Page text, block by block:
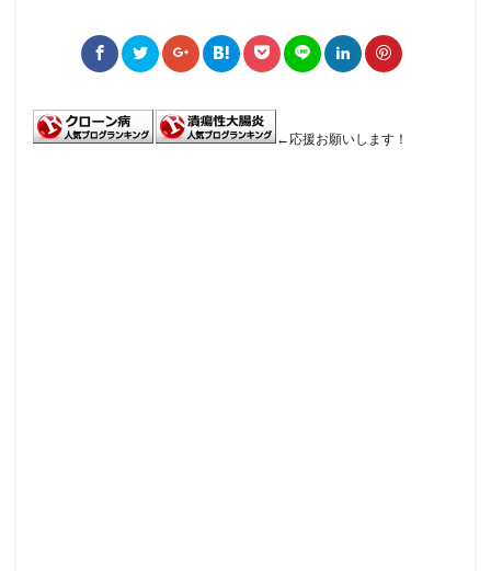
←応援お願いします！